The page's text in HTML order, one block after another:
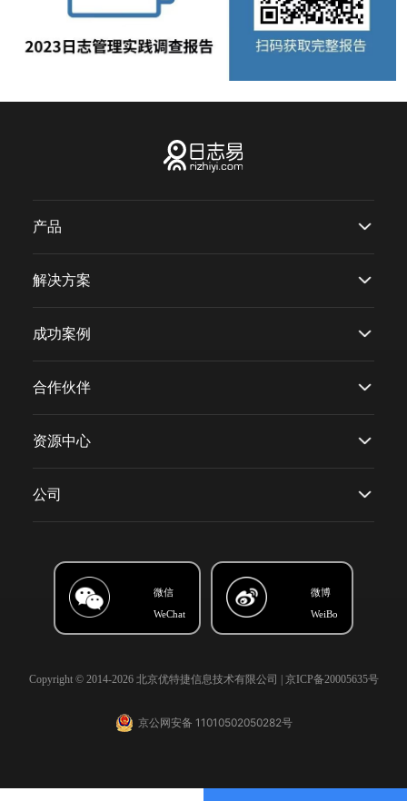
产品
解决方案
成功案例
合作伙伴
资源中心
公司
微信
WeChat
微博
WeiBo
Copyright © 2014-2026 北京优特捷信息技术有限公司 | 京ICP备20005635号
京公网安备 11010502050282号